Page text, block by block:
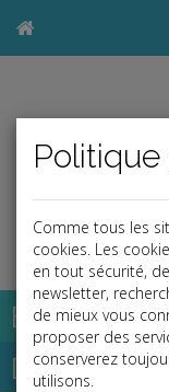
Base
Dépêches
Comme tous les
cookies. Les
en tout sécurité,
newsletter,
de mieux vous
proposer des
conserverez
utilisons.